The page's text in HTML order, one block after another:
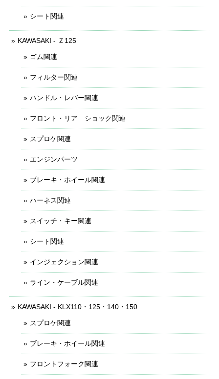
シート関連
KAWASAKI - Ｚ125
ゴム関連
フィルター関連
ハンドル・レバー関連
フロント・リア ショック関連
スプロケ関連
エンジンパーツ
ブレーキ・ホイール関連
ハーネス関連
スイッチ・キー関連
シート関連
インジェクション関連
ライン・ケーブル関連
KAWASAKI - KLX110・125・140・150
スプロケ関連
ブレーキ・ホイール関連
フロントフォーク関連